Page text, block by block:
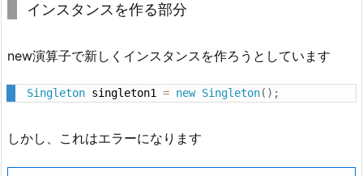
コ
ド
（C
#
ロ
パ
インスタンスを作る部分
new演算子で新しくインスタンスを作ろうとしています
Singleton singleton1 = new Singleton( ) ;
しかし、これはエラーになります